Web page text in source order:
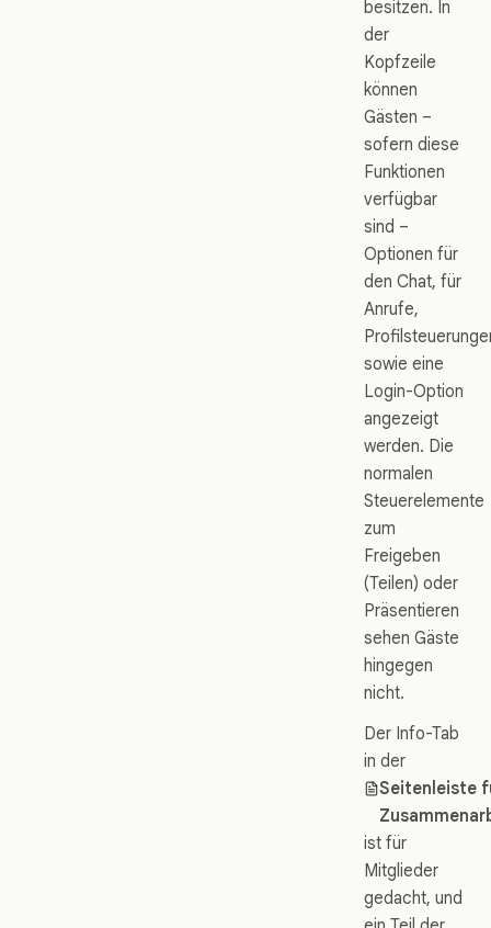
besitzen. In
der
Kopfzeile
können
Gästen –
sofern diese
Funktionen
verfügbar
sind –
Optionen für
den Chat, für
Anrufe,
sowie eine
Login-Option
angezeigt
werden. Die
normalen
Steuerelemente
zum
Freigeben
(Teilen) oder
Präsentieren
sehen Gäste
hingegen
nicht.
Der Info-Tab
in der
Seitenleiste
ist für
Mitglieder
gedacht, und